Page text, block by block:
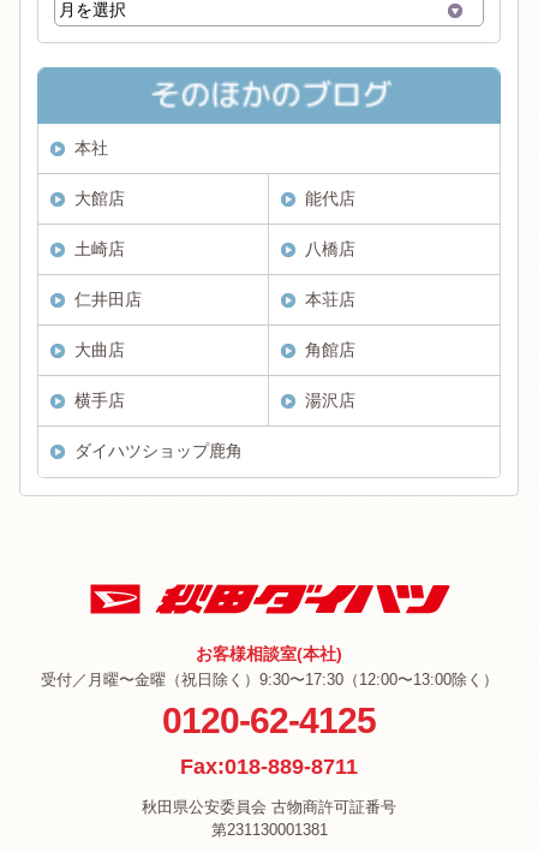
本社
大館店 能代店
土崎店 八橋店
仁井田店 本荘店
大曲店 角館店
横手店 湯沢店
ダイハツショップ鹿角
お客様相談室(本社)
受付／月曜〜金曜（祝日除く）9:30〜17:30（12:00〜13:00除く）
0120-62-4125
Fax:018-889-8711
秋田県公安委員会 古物商許可証番号
第231130001381